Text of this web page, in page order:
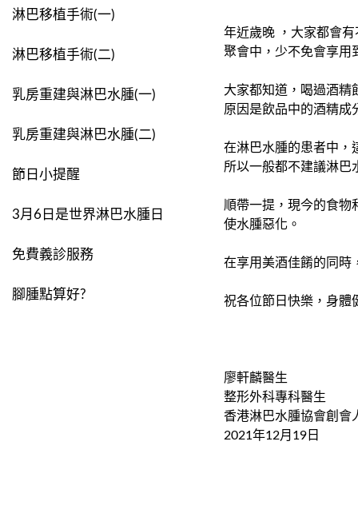
淋巴移植手術(一)
淋巴移植手術(二)
乳房重建與淋巴水腫(一)
乳房重建與淋巴水腫(二)
節日小提醒
3月6日是世界淋巴水腫日
免費義診服務
腳腫點算好?
年近歲晚 ，大家都會
聚會中，少不免會享用
大家都知道，喝過酒精
原因是飲品中的酒精成
在淋巴水腫的患者中，
所以一般都不建議淋巴
順帶一提，現今的食物
使水腫惡化。
在享用美酒佳餚的同時
祝各位節日快樂，身體
廖軒麟醫生
整形外科專科醫生
香港淋巴水腫協會創會
2021年12月19日